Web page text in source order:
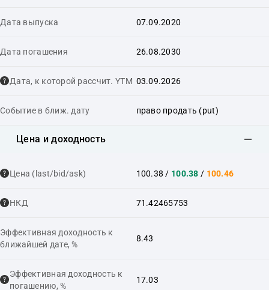
Дата выпуска 07.09.2020
Дата погашения 26.08.2030
Дата, к которой рассчит. YTM 03.09.2026
Событие в ближ. дату право продать (put)
Цена и доходность
Цена (last/bid/ask) 100.38 / 100.38 / 100.46
НКД 71.42465753
Эффективная доходность к
ближайшей дате, %
8.43
Эффективная доходность к
погашению, %
17.03